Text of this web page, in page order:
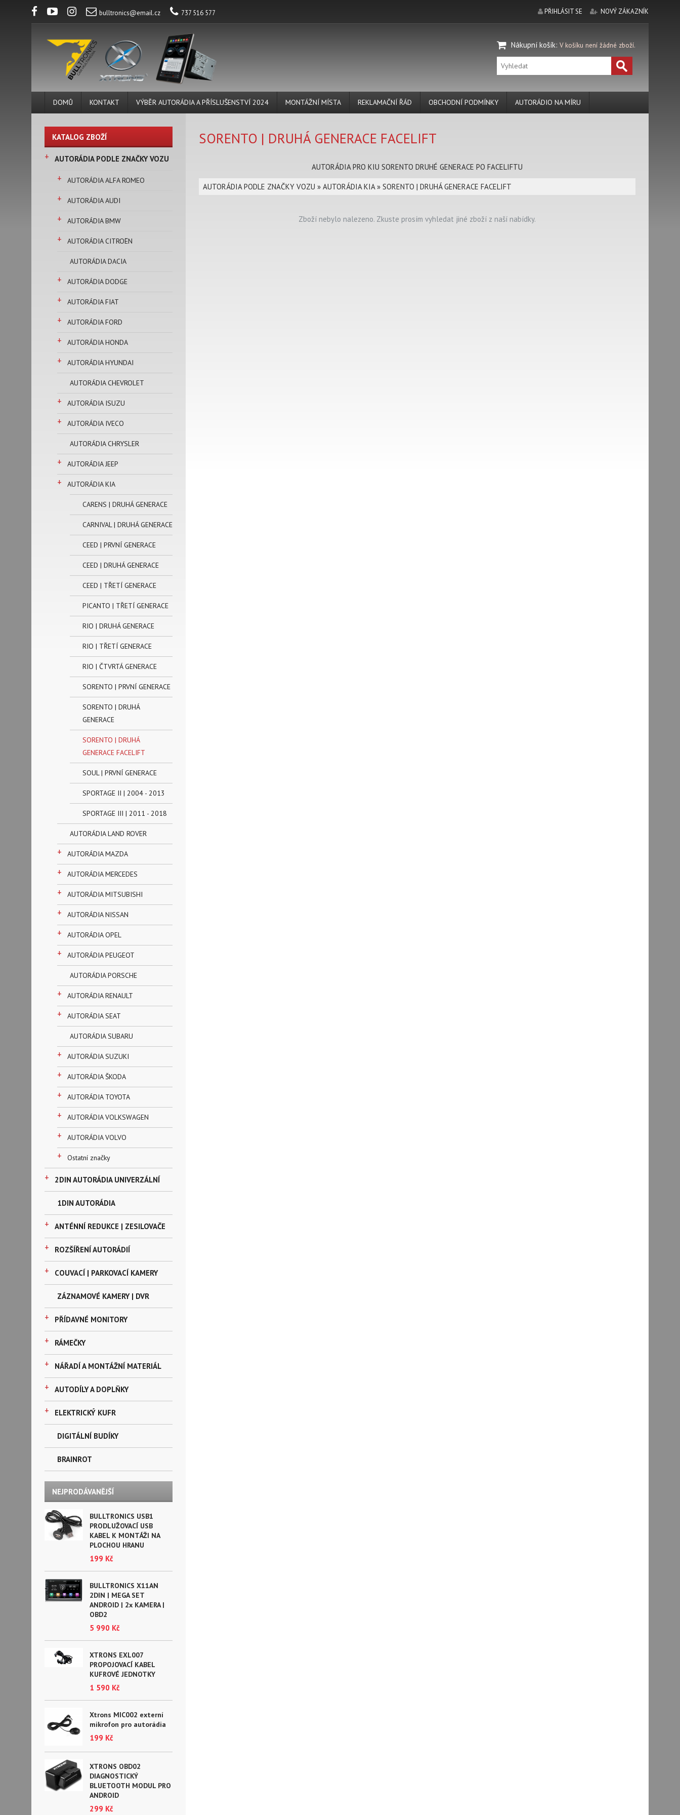
bulltronics@email.cz 737 516 577 PŘIHLÁSIT SE NOVÝ ZÁKAZNÍK
Nákupní košík: V košíku není žádné zboží.
DOMŮ KONTAKT VÝBĚR AUTORÁDIA A PŘÍSLUŠENSTVÍ 2024 MONTÁŽNÍ MÍSTA REKLAMAČNÍ ŘÁD OBCHODNÍ PODMÍNKY AUTORÁDIO NA MÍRU
KATALOG ZBOŽÍ
+ AUTORÁDIA PODLE ZNAČKY VOZU
+ AUTORÁDIA ALFA ROMEO
+ AUTORÁDIA AUDI
+ AUTORÁDIA BMW
+ AUTORÁDIA CITROËN
AUTORÁDIA DACIA
+ AUTORÁDIA DODGE
+ AUTORÁDIA FIAT
+ AUTORÁDIA FORD
+ AUTORÁDIA HONDA
+ AUTORÁDIA HYUNDAI
AUTORÁDIA CHEVROLET
+ AUTORÁDIA ISUZU
+ AUTORÁDIA IVECO
AUTORÁDIA CHRYSLER
+ AUTORÁDIA JEEP
+ AUTORÁDIA KIA
CARENS | DRUHÁ GENERACE
CARNIVAL | DRUHÁ GENERACE
CEED | PRVNÍ GENERACE
CEED | DRUHÁ GENERACE
CEED | TŘETÍ GENERACE
PICANTO | TŘETÍ GENERACE
RIO | DRUHÁ GENERACE
RIO | TŘETÍ GENERACE
RIO | ČTVRTÁ GENERACE
SORENTO | PRVNÍ GENERACE
SORENTO | DRUHÁ
GENERACE
SORENTO | DRUHÁ
GENERACE FACELIFT
SOUL | PRVNÍ GENERACE
SPORTAGE II | 2004 - 2013
SPORTAGE III | 2011 - 2018
AUTORÁDIA LAND ROVER
+ AUTORÁDIA MAZDA
+ AUTORÁDIA MERCEDES
+ AUTORÁDIA MITSUBISHI
+ AUTORÁDIA NISSAN
+ AUTORÁDIA OPEL
+ AUTORÁDIA PEUGEOT
AUTORÁDIA PORSCHE
+ AUTORÁDIA RENAULT
+ AUTORÁDIA SEAT
AUTORÁDIA SUBARU
+ AUTORÁDIA SUZUKI
+ AUTORÁDIA ŠKODA
+ AUTORÁDIA TOYOTA
+ AUTORÁDIA VOLKSWAGEN
+ AUTORÁDIA VOLVO
+ Ostatní značky
+ 2DIN AUTORÁDIA UNIVERZÁLNÍ
1DIN AUTORÁDIA
+ ANTÉNNÍ REDUKCE | ZESILOVAČE
+ ROZŠÍŘENÍ AUTORÁDIÍ
+ COUVACÍ | PARKOVACÍ KAMERY
ZÁZNAMOVÉ KAMERY | DVR
+ PŘÍDAVNÉ MONITORY
+ RÁMEČKY
+ NÁŘADÍ A MONTÁŽNÍ MATERIÁL
+ AUTODÍLY A DOPLŇKY
+ ELEKTRICKÝ KUFR
DIGITÁLNÍ BUDÍKY
BRAINROT
NEJPRODÁVANĚJŠÍ
BULLTRONICS USB1
PRODLUŽOVACÍ USB
KABEL K MONTÁŽI NA
PLOCHOU HRANU
199 Kč
BULLTRONICS X11AN
2DIN | MEGA SET
ANDROID | 2x KAMERA |
OBD2
5 990 Kč
XTRONS EXL007
PROPOJOVACÍ KABEL
KUFROVÉ JEDNOTKY
1 590 Kč
Xtrons MIC002 externí
mikrofon pro autorádia
199 Kč
XTRONS OBD02
DIAGNOSTICKÝ
BLUETOOTH MODUL PRO
ANDROID
299 Kč
SORENTO | DRUHÁ GENERACE FACELIFT
AUTORÁDIA PRO KIU SORENTO DRUHÉ GENERACE PO FACELIFTU
AUTORÁDIA PODLE ZNAČKY VOZU » AUTORÁDIA KIA» SORENTO | DRUHÁ GENERACE FACELIFT
Zboží nebylo nalezeno. Zkuste prosím vyhledat jiné zboží z naší nabídky.